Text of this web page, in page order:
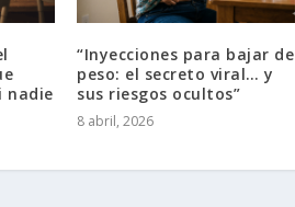
nadie
“Inyecciones para bajar de
peso: el secreto viral… y
sus riesgos ocultos”
8 abril, 2026